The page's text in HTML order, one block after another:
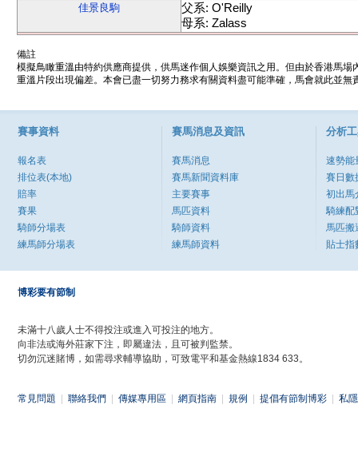
佳景良駒
父系: O'Reilly
母系: Zalass
備註
模擬鳥瞰重溫由特約供應商提供，供馬迷作個人娛樂資訊之用。但由於香港馬
重溫片段出現偏差。本會已盡一切努力務求有關資料盡可能準確，馬會就此並
賽事資料
報名表
排位表(本地)
賠率
賽果
騎師分場表
練馬師分場表
賽馬消息及資訊
賽馬消息
賽馬新聞資料庫
主要賽事
馬匹資料
騎師資料
練馬師資料
分析
速勢能
賽日數
初出馬
騎練配
馬匹搬
貼士指
博彩要有節制
未滿十八歲人士不得投注或進入可投注的地方。
向非法或海外莊家下注，即屬違法，且可被判監禁。
切勿沉迷賭博，如需尋求輔導協助，可致電平和基金熱線1834 633。
常見問題 聯絡我們 傳媒專用區 網頁指南 規例 提倡有節制博彩 私